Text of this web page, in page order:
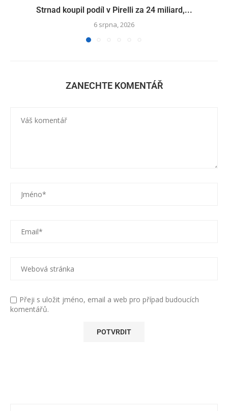
Strnad koupil podíl v Pirelli za 24 miliard,...
6 srpna, 2026
ZANECHTE KOMENTÁŘ
Přeji s uložit jméno, email a web pro případ budoucích
komentářů.